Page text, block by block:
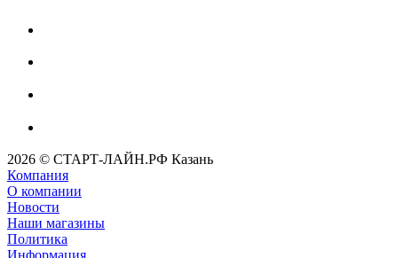
2026 © СТАРТ-ЛАЙН.РФ Казань
Компания
О компании
Новости
Наши магазины
Политика